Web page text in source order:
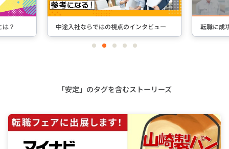
？ 中途入社ならではの視点のインタビュー 転職に成
itemitemitemitemitem
「安定」のタグを含むストーリーズ